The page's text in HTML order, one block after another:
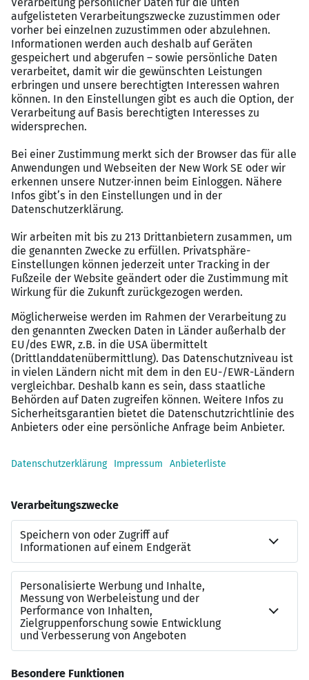
vergleichbare Qualifikation
Sie bringen erste Berufserfahrung im
Vertriebsinnendienst mit
Verhandlungssichere Deutschkenntnisse in Wort
und Schrift sind Vorraussetzung
Gute Englischkenntnisse in Wort und Schrift sind
wünschenswert
Versierter Umgang mit MS Office
Ein technisches Verständnis ist von Vorteil
Organisationstalent und Kommunikationsstärke
zeichnet Sie aus!
Vorteile
Attraktives Gehalt
Social Events
Ein nettes Team
Einen unbefristeten Arbeitsvertrag
Bei uns wird Ihr Berufsweg zum persönlichen Walk of
Fame – wir bieten Ihnen spannende Perspektiven in den
Bereichen Assistenz & Sekretariat, Marketing, Vertrieb,
HR sowie Einkauf & Logistik. Jetzt auf “Zur Arbeitgeber-
Website” klicken! Wir freuen uns über die Bewerbung
von Menschen, die zur Vielfalt unseres Unternehmens
beitragen.
Kontakt zu uns